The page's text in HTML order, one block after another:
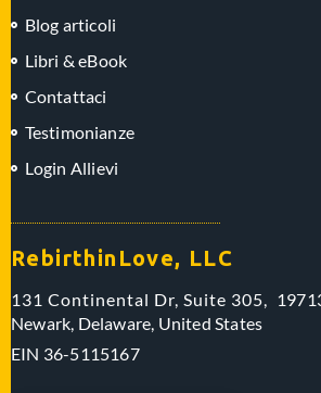
Blog articoli
Libri & eBook
Contattaci
Testimonianze
Login Allievi
RebirthinLove, LLC
131 Continental Dr, Suite 305,
Newark, Delaware, United States
EIN 36-5115167